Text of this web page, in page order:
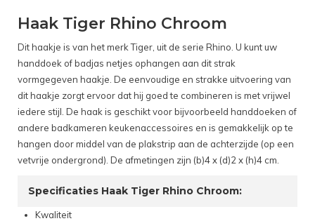
Haak Tiger Rhino Chroom
Dit haakje is van het merk Tiger, uit de serie Rhino. U kunt uw
handdoek of badjas netjes ophangen aan dit strak
vormgegeven haakje. De eenvoudige en strakke uitvoering van
dit haakje zorgt ervoor dat hij goed te combineren is met vrijwel
iedere stijl. De haak is geschikt voor bijvoorbeeld handdoeken of
andere badkameren keukenaccessoires en is gemakkelijk op te
hangen door middel van de plakstrip aan de achterzijde (op een
vetvrije ondergrond). De afmetingen zijn (b)4 x (d)2 x (h)4 cm.
Specificaties Haak Tiger Rhino Chroom:
Kwaliteit